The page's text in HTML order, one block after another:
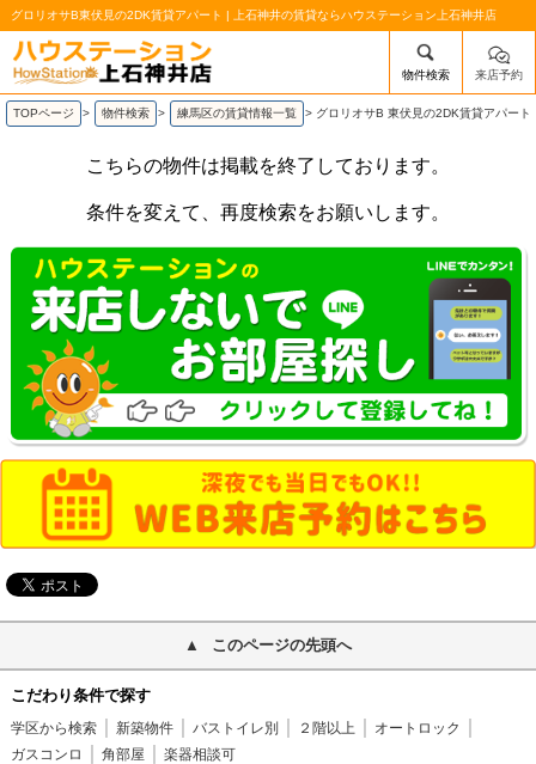
グロリオサB東伏見の2DK賃貸アパート | 上石神井の賃貸ならハウステーション上石神井店
/mobile_img/head-logo.png
物件検索 来店予約
TOPページ > 物件検索 > 練馬区の賃貸情報一覧 > グロリオサB 東伏見の2DK賃貸アパート
こちらの物件は掲載を終了しております。
条件を変えて、再度検索をお願いします。
このページの先頭へ
こだわり条件で探す
学区から検索 新築物件 バストイレ別 ２階以上
オートロック
ガスコンロ
角部屋 楽器相談可